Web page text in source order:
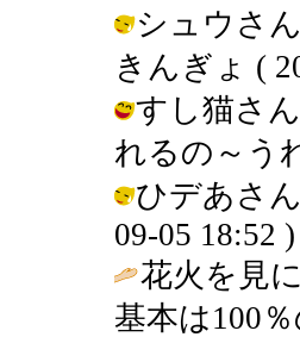
シュウさ
きんぎょ (
すし猫さ
れるの～う
ひデあさ
09-05 18:52 )
花火を見
基本は100